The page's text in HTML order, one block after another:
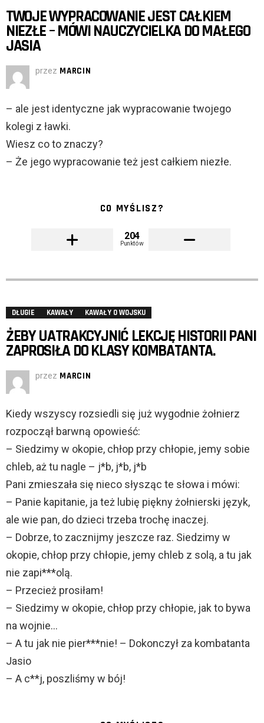
TWOJE WYPRACOWANIE JEST CAŁKIEM
NIEZŁE – MÓWI NAUCZYCIELKA DO MAŁEGO
JASIA
przez MARCIN
– ale jest identyczne jak wypracowanie twojego
kolegi z ławki.
Wiesz co to znaczy?
– Że jego wypracowanie też jest całkiem niezłe.
CO MYŚLISZ?
204
Punktów
DŁUGIE KAWAŁY KAWAŁY O WOJSKU
ŻEBY UATRAKCYJNIĆ LEKCJĘ HISTORII PANI
ZAPROSIŁA DO KLASY KOMBATANTA.
przez MARCIN
Kiedy wszyscy rozsiedli się już wygodnie żołnierz
rozpoczął barwną opowieść:
– Siedzimy w okopie, chłop przy chłopie, jemy sobie
chleb, aż tu nagle – j*b, j*b, j*b
Pani zmieszała się nieco słysząc te słowa i mówi:
– Panie kapitanie, ja też lubię piękny żołnierski język,
ale wie pan, do dzieci trzeba trochę inaczej.
– Dobrze, to zacznijmy jeszcze raz. Siedzimy w
okopie, chłop przy chłopie, jemy chleb z solą, a tu jak
nie zapi***olą.
– Przecież prosiłam!
– Siedzimy w okopie, chłop przy chłopie, jak to bywa
na wojnie…
– A tu jak nie pier***nie! – Dokonczył za kombatanta
Jasio
– A c**j, poszliśmy w bój!